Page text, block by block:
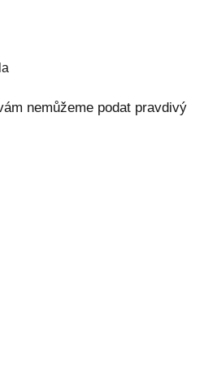
nemůžeme podat pravdivý